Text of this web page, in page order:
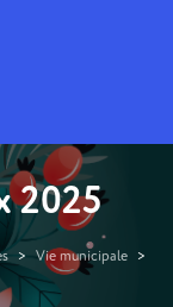
2025
> Vie municipale
>